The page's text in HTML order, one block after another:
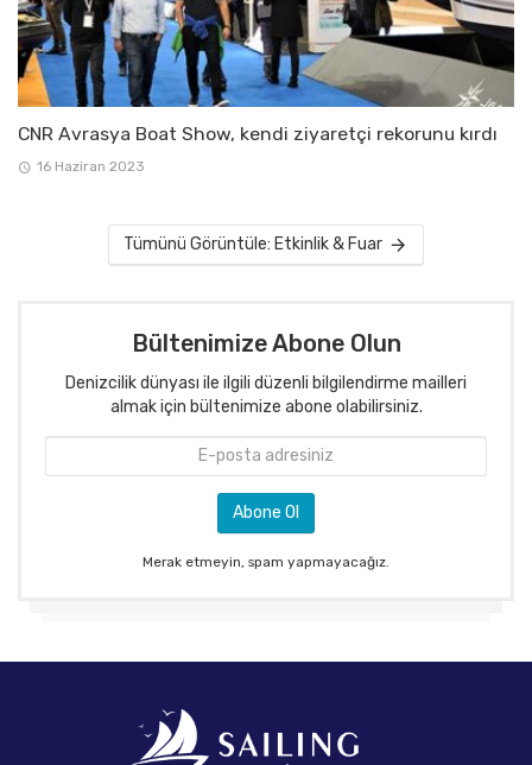
CNR Avrasya Boat Show, kendi ziyaretçi rekorunu kırdı
16 Haziran 2023
Tümünü Görüntüle: Etkinlik & Fuar
Bültenimize Abone Olun
Denizcilik dünyası ile ilgili düzenli bilgilendirme mailleri
almak için bültenimize abone olabilirsiniz.
Merak etmeyin, spam yapmayacağız.